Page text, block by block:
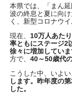
本県では、「まん
波の終息と夏に向
く、新型コロナウ
現在、 10万人あた
率ともにステージ2
徐々に増加していま
方で、 40～50歳代
こうした中、いよい
します。昨年度の
した。